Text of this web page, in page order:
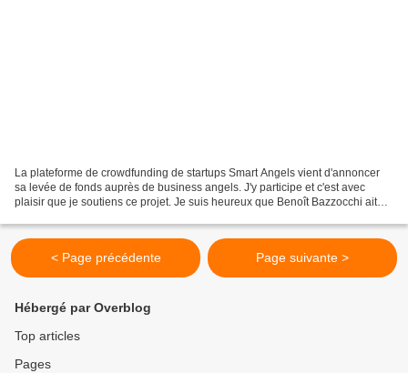
La plateforme de crowdfunding de startups Smart Angels vient d'annoncer
sa levée de fonds auprès de business angels. J'y participe et c'est avec
plaisir que je soutiens ce projet. Je suis heureux que Benoît Bazzocchi ait
< Page précédente Page suivante >
Hébergé par Overblog
Top articles
Pages